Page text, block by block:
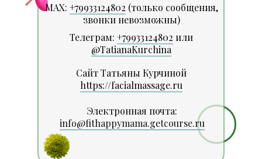
MAX: +79933124802 (только сообщения,
звонки невозможны)
Телеграм: +79933124802 или
@TatianaKurchina
Сайт Татьяны Курчиной
https://facialmassage.ru
Электронная почта:
info@fithappymama.getcourse.ru